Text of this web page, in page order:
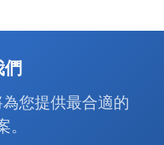
您提供最合適的
。